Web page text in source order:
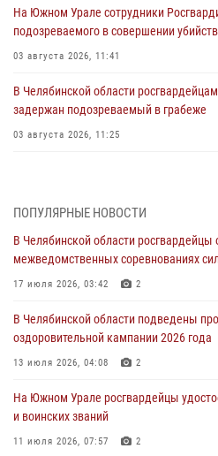
На Южном Урале сотрудники
подозреваемого в совершении
03 августа 2026, 11:41
В Челябинской области
задержан подозреваемый в грабеже
03 августа 2026, 11:25
03 августа 2026, 09:22 1
Авиация Росгвардии совершила более
Донецкой Народной Республике
31 июля 2026, 11:33
Росгвардия обеспечивает
направлении
31 июля 2026, 11:32
В Уральском округе Росгвардии
оперативного штаба
30 июля 2026, 10:53
ПОПУЛЯРНЫЕ НОВОСТИ
В Челябинской области росгвардейцы
межведомственных соревнованиях
17 июля 2026, 03:42 2
В Челябинской области подведены
оздоровительной кампании 2026 года
13 июля 2026, 04:08 2
На Южном Урале росгвардейцы
и воинских званий
11 июля 2026, 07:57 2